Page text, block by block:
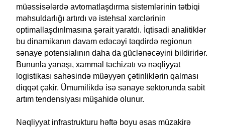
müəssisələrdə avtomatlaşdırma sistemlərinin tətbiqi
məhsuldarlığı artırdı və istehsal xərclərinin
optimallaşdırılmasına şərait yaratdı. İqtisadi analitiklər
bu dinamikanın davam edəcəyi təqdirdə regionun
sənaye potensialının daha da güclənəcəyini bildirirlər.
Bununla yanaşı, xammal təchizatı və nəqliyyat
logistikası sahəsində müəyyən çətinliklərin qalması
diqqət çəkir. Ümumilikdə isə sənaye sektorunda sabit
artım tendensiyası müşahidə olunur.
Nəqliyyat infrastrukturu həftə boyu əsas müzakirə